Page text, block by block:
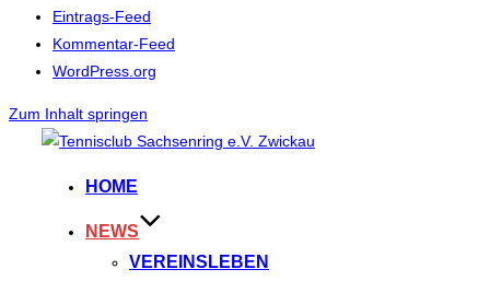
Eintrags-Feed
Kommentar-Feed
WordPress.org
Zum Inhalt springen
HOME
NEWS
VEREINSLEBEN